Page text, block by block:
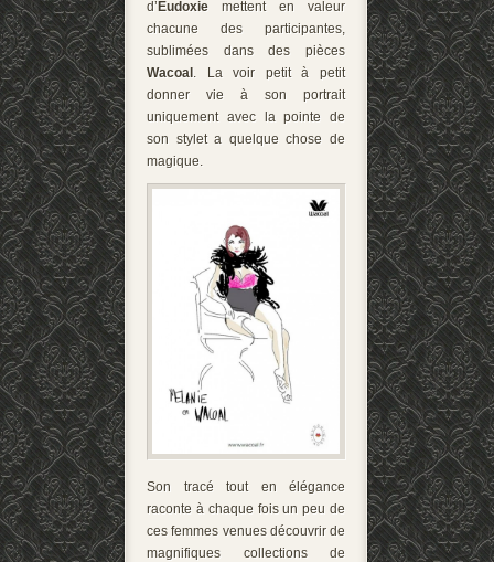
d’ Eudoxie mettent en valeur
chacune des participantes,
sublimées dans des pièces
Wacoal . La voir petit à petit
donner vie à son portrait
uniquement avec la pointe de
son stylet a quelque chose de
magique.
Son tracé tout en élégance
raconte à chaque fois un peu de
ces femmes venues découvrir de
magnifiques collections de